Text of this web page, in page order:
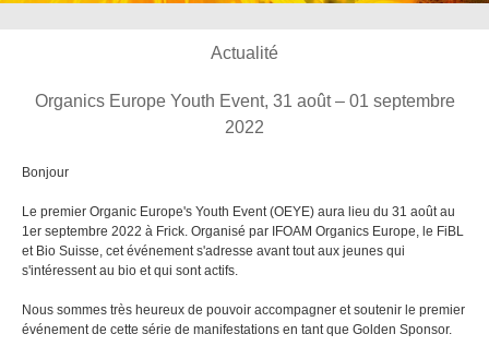
Actualité
Organics Europe Youth Event, 31 août – 01 septembre
2022
Bonjour
Le premier Organic Europe's Youth Event (OEYE) aura lieu du 31 août au
1er septembre 2022 à Frick. Organisé par IFOAM Organics Europe, le FiBL
et Bio Suisse, cet événement s'adresse avant tout aux jeunes qui
s'intéressent au bio et qui sont actifs.
Nous sommes très heureux de pouvoir accompagner et soutenir le premier
événement de cette série de manifestations en tant que Golden Sponsor.